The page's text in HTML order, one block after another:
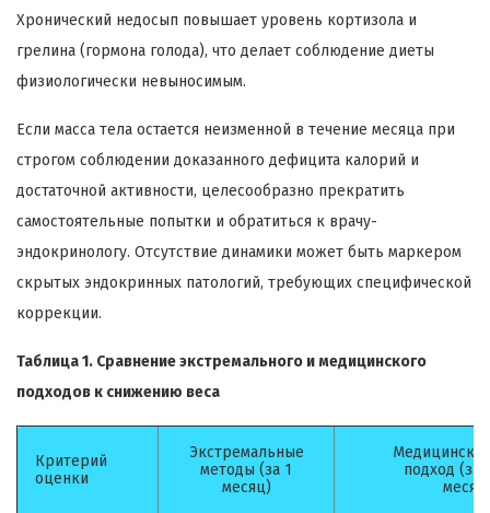
Хронический недосып повышает уровень кортизола и
грелина (гормона голода), что делает соблюдение диеты
физиологически невыносимым.
Если масса тела остается неизменной в течение месяца при
строгом соблюдении доказанного дефицита калорий и
достаточной активности, целесообразно прекратить
самостоятельные попытки и обратиться к врачу-
эндокринологу. Отсутствие динамики может быть маркером
скрытых эндокринных патологий, требующих специфической
коррекции.
Таблица 1. Сравнение экстремального и медицинского
подходов к снижению веса
Критерий
оценки
Экстремальные
методы (за 1
месяц)
подход (за